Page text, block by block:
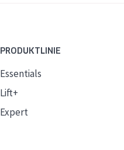
PRODUKTLINIE
Essentials
Lift+
Expert